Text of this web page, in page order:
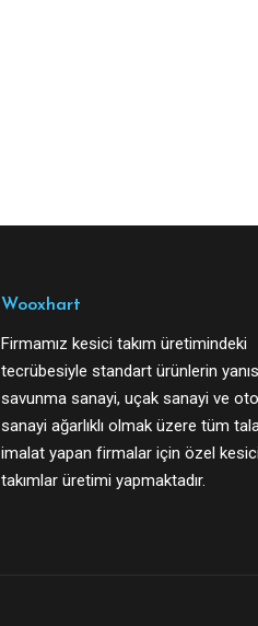
Wooxhart
Firmamız kesici takım üretimindeki
tecrübesiyle standart ürünlerin
savunma sanayi, uçak sanayi ve
sanayi ağarlıklı olmak üzere tüm
imalat yapan firmalar için özel kesici
takımlar üretimi yapmaktadır.